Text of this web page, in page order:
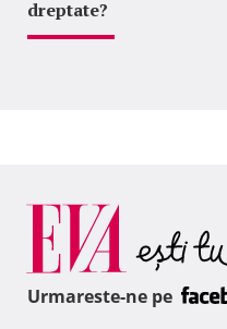
dreptate?
Urmareste-ne pe